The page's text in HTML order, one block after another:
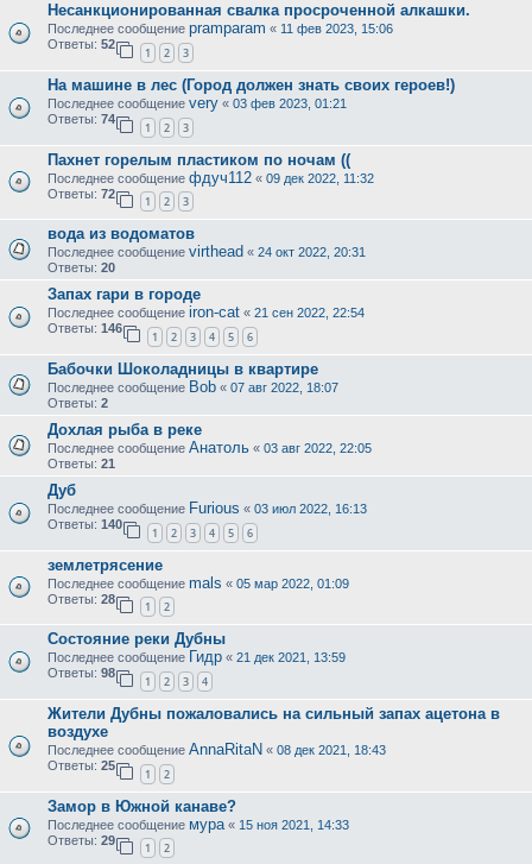
Несанкционированная свалка просроченной алкашки.
Последнее сообщение pramparam « 11 фев 2023, 15:06
Ответы: 52
1 2 3
На машине в лес (Город должен знать своих героев!)
Последнее сообщение very « 03 фев 2023, 01:21
Ответы: 74
1 2 3
Пахнет горелым пластиком по ночам ((
Последнее сообщение фдуч112 « 09 дек 2022, 11:32
Ответы: 72
1 2 3
вода из водоматов
Последнее сообщение virthead « 24 окт 2022, 20:31
Ответы: 20
Запах гари в городе
Последнее сообщение iron-cat « 21 сен 2022, 22:54
Ответы: 146
1 2 3 4 5 6
Бабочки Шоколадницы в квартире
Последнее сообщение Bob « 07 авг 2022, 18:07
Ответы: 2
Дохлая рыба в реке
Последнее сообщение Анатоль « 03 авг 2022, 22:05
Ответы: 21
Дуб
Последнее сообщение Furious « 03 июл 2022, 16:13
Ответы: 140
1 2 3 4 5 6
землетрясение
Последнее сообщение mals « 05 мар 2022, 01:09
Ответы: 28
1 2
Состояние реки Дубны
Последнее сообщение Гидр « 21 дек 2021, 13:59
Ответы: 98
1 2 3 4
Жители Дубны пожаловались на сильный запах ацетона в
воздухе
Последнее сообщение AnnaRitaN « 08 дек 2021, 18:43
Ответы: 25
1 2
Замор в Южной канаве?
Последнее сообщение мура « 15 ноя 2021, 14:33
Ответы: 29
1 2